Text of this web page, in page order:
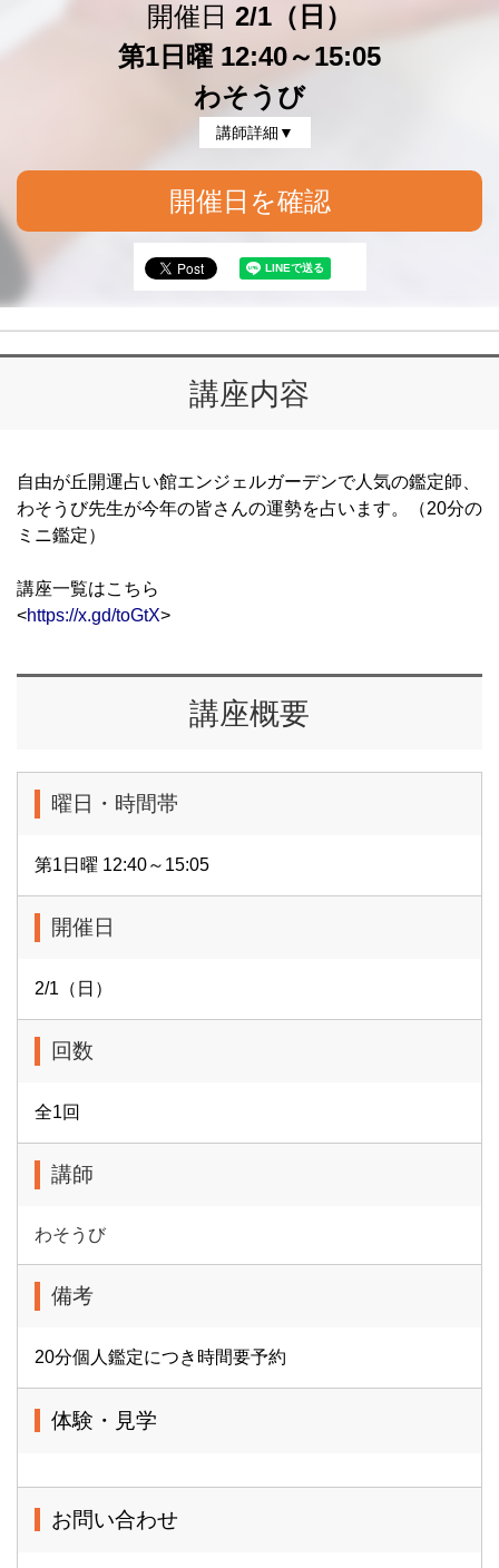
開催日 2/1（日）
第1日曜 12:40～15:05
わそうび
講師詳細▼
開催日を確認
講座内容
自由が丘開運占い館エンジェルガーデンで人気の鑑定師、
わそうび先生が今年の皆さんの運勢を占います。（20分の
ミニ鑑定）
講座一覧はこちら
<https://x.gd/toGtX>
講座概要
曜日・時間帯
第1日曜 12:40～15:05
開催日
2/1（日）
回数
全1回
講師
わそうび
備考
20分個人鑑定につき時間要予約
体験・見学
お問い合わせ